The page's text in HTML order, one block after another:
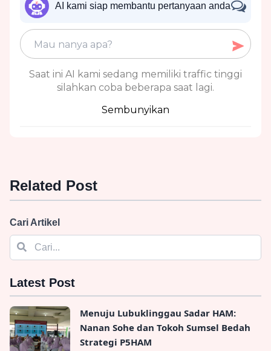
AI kami siap membantu pertanyaan anda
Saat ini AI kami sedang memiliki traffic tinggi
silahkan coba beberapa saat lagi.
Sembunyikan
Related Post
Cari Artikel
Latest Post
Menuju Lubuklinggau Sadar HAM:
Nanan Sohe dan Tokoh Sumsel Bedah
Strategi P5HAM